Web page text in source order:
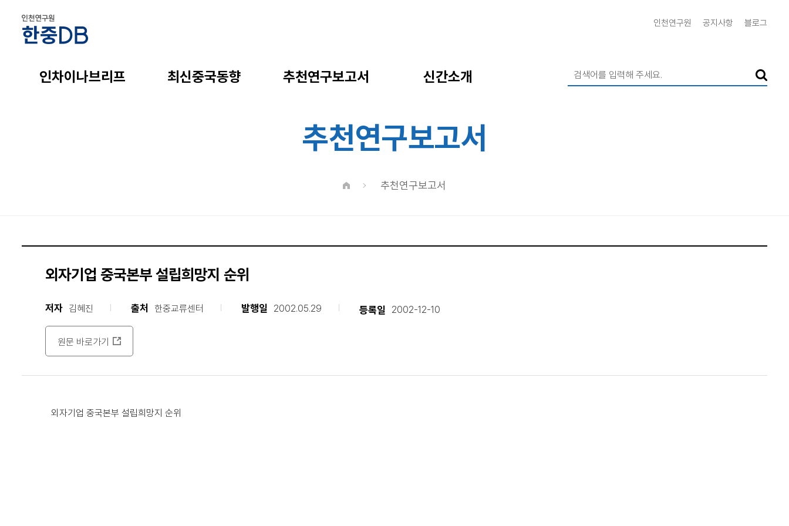
인천연구원 공지사항 블로그
인차이나브리프 최신중국동향 추천연구보고서 신간소개
추천연구보고서
추천연구보고서
외자기업 중국본부 설립희망지 순위
저자 김혜진 출처 한중교류센터 발행일 2002.05.29 등록일 2002-12-10
원문 바로가기
외자기업 중국본부 설립희망지 순위